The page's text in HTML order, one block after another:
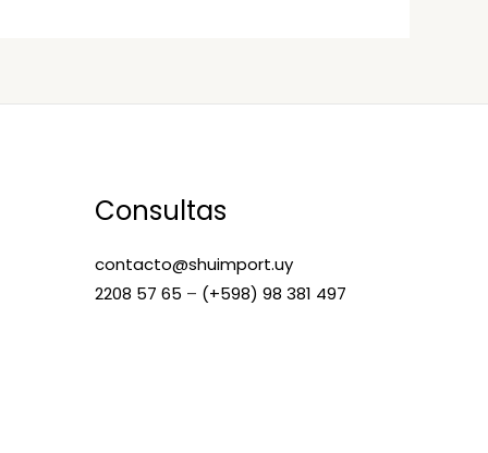
Consultas
contacto@shuimport.uy
2208 57 65 – (+598) 98 381 497